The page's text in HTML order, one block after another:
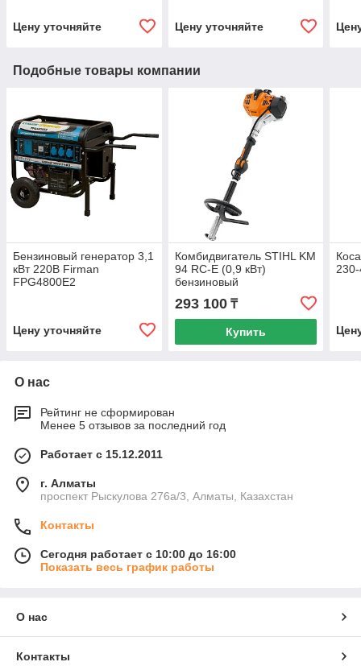
Цену уточняйте Цену уточняйте
Подобные товары компании
Бензиновый генератор 3,1
кВт 220В Firman
FPG4800E2
Цену уточняйте
Комбидвигатель STIHL KM
94 RC-E (0,9 кВт)
бензиновый
293 100₸
Купить
230-
О нас
Рейтинг не сформирован
Менее 5 отзывов за последний год
Работает с 15.12.2011
г. Алматы
проспект Рыскулова 276а/3, Алматы, Казахстан
Контакты
Сегодня работает с 10:00 до 16:00
Показать весь график работы
О нас
Контакты